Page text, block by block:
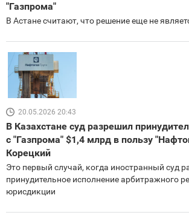
"Газпрома"
В Астане считают, что решение еще не
20.05.2026 20:43
В Казахстане суд разрешил
с "Газпрома" $1,4 млрд в пользу
Корецкий
Это первый случай, когда иностранный суд
принудительное исполнение арбитражного
юрисдикции